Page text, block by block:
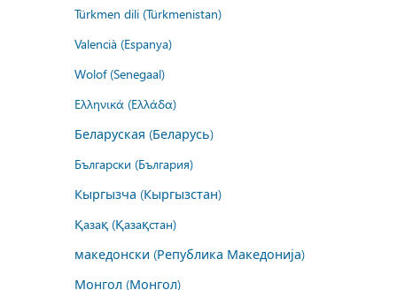
Türkmen dili (Türkmenistan)
Valencià (Espanya)
Wolof (Senegaal)
Ελληνικά (Ελλάδα)
Беларуская (Беларусь)
Български (България)
Кыргызча (Кыргызстан)
Қазақ (Қазақстан)
македонски (Република Македонија)
Монгол (Монгол)